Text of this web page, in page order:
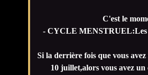
C'est le
- CYCLE MENSTRUEL:Les
Si la derrière fois que vous
10 juillet,alors vous avez